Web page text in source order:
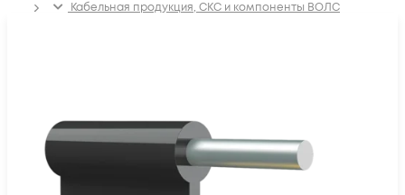
Кабельная продукция, СКС и компоненты ВОЛС